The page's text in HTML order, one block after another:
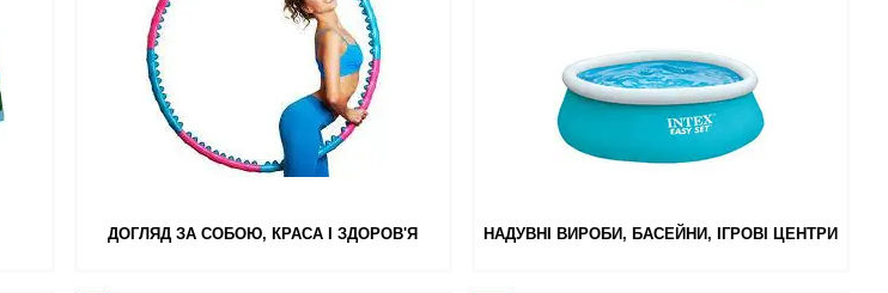
ДОГЛЯД ЗА СОБОЮ, КРАСА І ЗДОРОВ'Я НАДУВНІ ВИРОБИ, БАСЕЙНИ, ІГРОВІ ЦЕНТРИ